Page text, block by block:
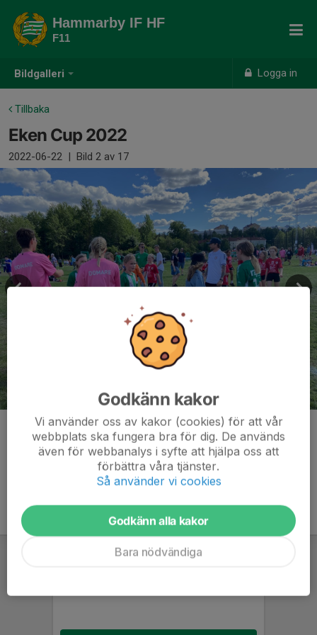
Bildgalleri Logga in
Hammarby IF HF
F11
Tillbaka
Eken Cup 2022
2022-06-22 | Bild 2 av 17
Kommentarer
Godkänn kakor
Vi använder oss av kakor (cookies) för att vår
webbplats ska fungera bra för dig. De används
även för webbanalys i syfte att hjälpa oss att
förbättra våra tjänster.
Så använder vi cookies
Godkänn alla kakor
Bara nödvändiga